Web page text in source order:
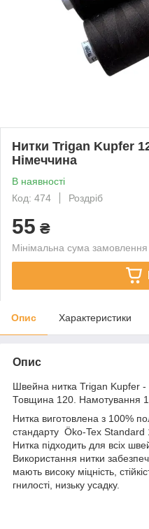
Нитки Trigan Kupfer
Німеччина
В наявності
Код: 474
Роздріб
55 ₴
Мінімальна сума
Опис Характеристики
Опис
Швейна нитка Trigan Kupfer -
Товщина 120. Намотування
Нитка виготовлена з 100%
стандарту Öko-Tex Standard
Нитка підходить для всіх
Використання нитки
мають високу міцність,
гнилості, низьку усадку.